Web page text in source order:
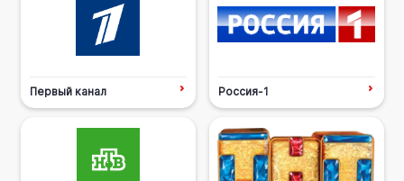
Первый канал Россия-1